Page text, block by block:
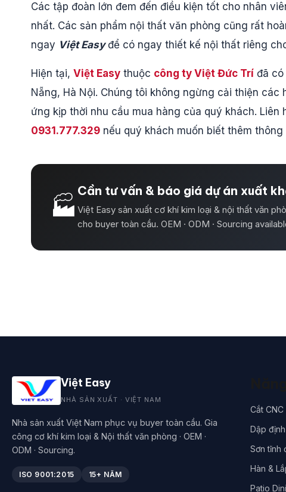
Các tập đoàn lớn đem đến điều kiện tốt cho nhân
nhất. Các sản phẩm nội thất văn phòng cũng rất
ngay Việt Easy để có ngay thiết kế nội thất riêng
Hiện tại, Việt Easy thuộc công ty Việt Đức Trí đã có
Nẵng, Hà Nội. Chúng tôi không ngừng cải thiện các
ứng kịp thời nhu cầu mua hàng của quý khách. Liên
0931.777.329 nếu quý khách muốn biết thêm
🏭
Cần tư vấn & báo giá dự án xuất
Việt Easy sản xuất cơ khí kim loại & nội thất văn
cho buyer toàn cầu. OEM · ODM · Sourcing
Việt Easy
NHÀ SẢN XUẤT · VIỆT NAM
Nhà sản xuất Việt Nam phục vụ buyer toàn cầu. Gia
công cơ khí kim loại & Nội thất văn phòng · OEM ·
ODM · Sourcing.
ISO 9001:2015 15+ NĂM
Cắt
Dập
Sơn tĩnh
Hàn &
Patio